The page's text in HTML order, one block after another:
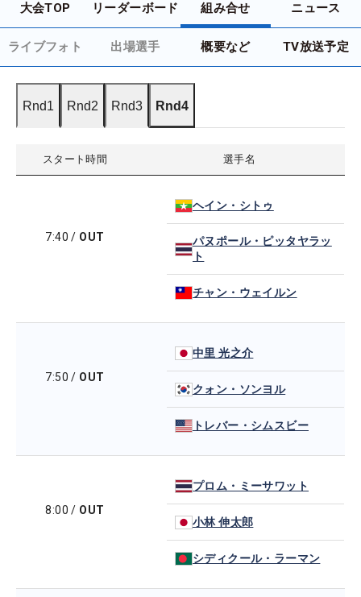
大会TOP リーダーボード 組み合せ ニュース
ライブフォト 出場選手 概要など TV放送予定
Rnd1 Rnd2 Rnd3 Rnd4
スタート時間 選手名
7:40 / OUT
ヘイン・シトゥ
パヌポール・ピッタヤラッ
ト
チャン・ウェイルン
7:50 / OUT
中里 光之介
クォン・ソンヨル
トレバー・シムスビー
8:00 / OUT
プロム・ミーサワット
小林 伸太郎
シディクール・ラーマン